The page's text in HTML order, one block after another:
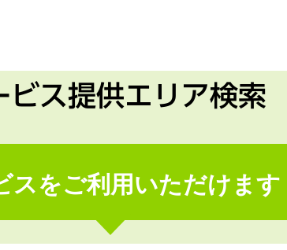
ビス提供エリア検索
スをご利用いただけます